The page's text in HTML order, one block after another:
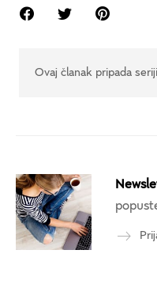
Ovaj članak pripada seriji